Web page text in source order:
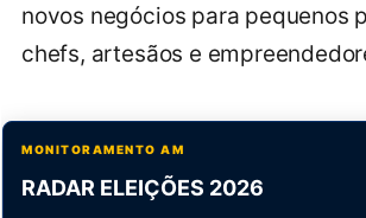
novos negócios para pequenos
chefs, artesãos e
MONITORAMENTO AM
RADAR ELEIÇÕES 2026